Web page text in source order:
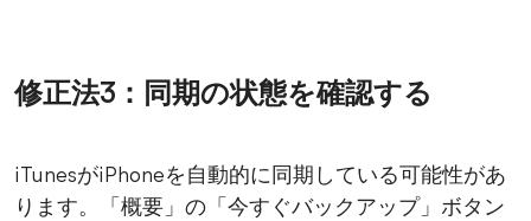
修正法3：同期の状態を確認する
iTunesがiPhoneを自動的に同期している可能性があ
ります。「概要」の「今すぐバックアップ」ボタン